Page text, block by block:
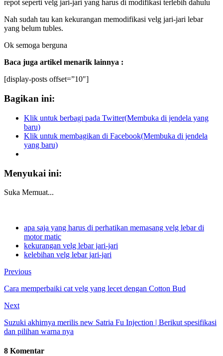
repot seperti velg jari-jari yang harus di modifikasi terlebih dahulu
Nah sudah tau kan kekurangan memodifikasi velg jari-jari lebar
yang belum tubles.
Ok semoga berguna
Baca juga artikel menarik lainnya :
[display-posts offset=”10″]
Bagikan ini:
Klik untuk berbagi pada Twitter(Membuka di jendela yang
baru)
Klik untuk membagikan di Facebook(Membuka di jendela
yang baru)
Menyukai ini:
Suka Memuat...
apa saja yang harus di perhatikan memasang velg lebar di
motor matic
kekurangan velg lebar jari-jari
kelebihan velg lebar jari-jari
Previous
Cara memperbaiki cat velg yang lecet dengan Cotton Bud
Next
Suzuki akhirnya merilis new Satria Fu Injection | Berikut spesifikasi
dan pilihan warna nya
8 Komentar